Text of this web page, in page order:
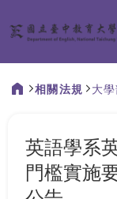
相關法規 大
英語學系
門檻實施